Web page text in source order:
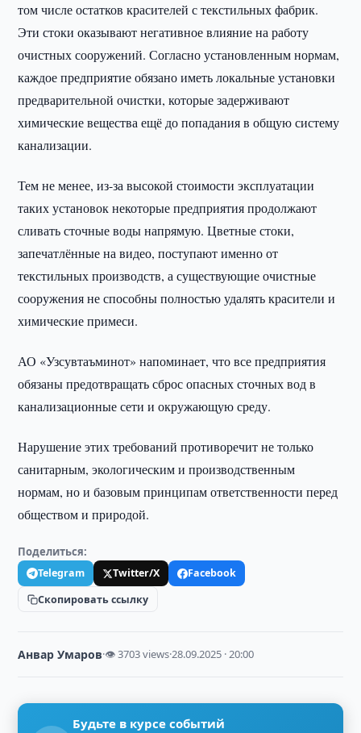
том числе остатков красителей с текстильных фабрик.
Эти стоки оказывают негативное влияние на работу
очистных сооружений. Согласно установленным нормам,
каждое предприятие обязано иметь локальные установки
предварительной очистки, которые задерживают
химические вещества ещё до попадания в общую систему
канализации.
Тем не менее, из-за высокой стоимости эксплуатации
таких установок некоторые предприятия продолжают
сливать сточные воды напрямую. Цветные стоки,
запечатлённые на видео, поступают именно от
текстильных производств, а существующие очистные
сооружения не способны полностью удалять красители и
химические примеси.
АО «Узсувтаъминот» напоминает, что все предприятия
обязаны предотвращать сброс опасных сточных вод в
канализационные сети и окружающую среду.
Нарушение этих требований противоречит не только
санитарным, экологическим и производственным
нормам, но и базовым принципам ответственности перед
обществом и природой.
Поделиться:
Telegram Twitter/X
Facebook
Скопировать ссылку
Анвар Умаров·👁 3703 views·28.09.2025 · 20:00
Будьте в курсе событий